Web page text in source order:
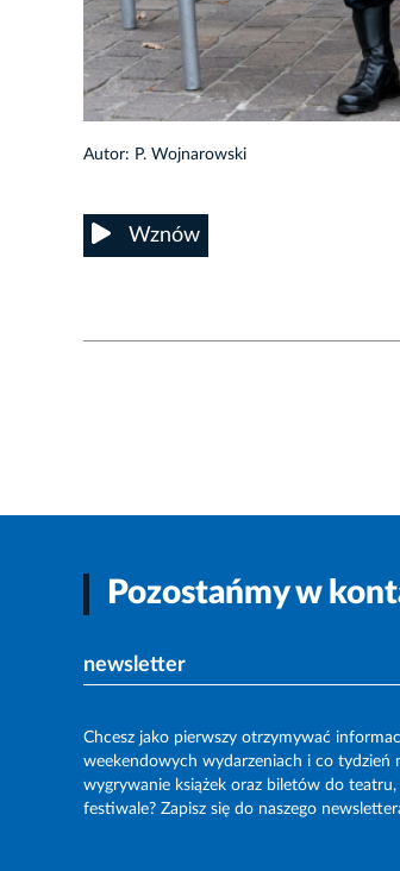
Autor: P. Wojnarowski
Wznów
Pozostańmy w
newsletter
Chcesz jako pierwszy otrzymywać
weekendowych wydarzeniach i co tydzień
wygrywanie książek oraz biletów do
festiwale? Zapisz się do naszego